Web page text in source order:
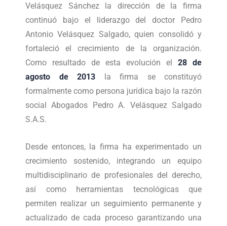
Velásquez Sánchez la dirección de la firma
continuó bajo el liderazgo del doctor Pedro
Antonio Velásquez Salgado, quien consolidó y
fortaleció el crecimiento de la organización.
Como resultado de esta evolución el 28 de
agosto de 2013 la firma se constituyó
formalmente como persona jurídica bajo la razón
social Abogados Pedro A. Velásquez Salgado
S.A.S.
Desde entonces, la firma ha experimentado un
crecimiento sostenido, integrando un equipo
multidisciplinario de profesionales del derecho,
así como herramientas tecnológicas que
permiten realizar un seguimiento permanente y
actualizado de cada proceso garantizando una